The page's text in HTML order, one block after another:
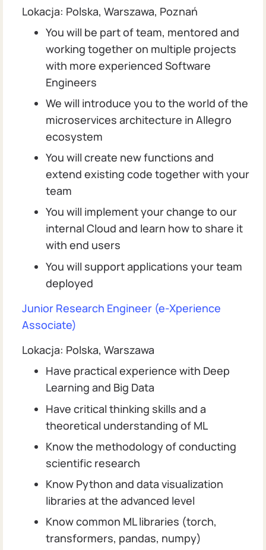
Lokacja: Polska, Warszawa, Poznań
You will be part of team, mentored and
working together on multiple projects
with more experienced Software
Engineers
We will introduce you to the world of the
microservices architecture in Allegro
ecosystem
You will create new functions and
extend existing code together with your
team
You will implement your change to our
internal Cloud and learn how to share it
with end users
You will support applications your team
deployed
Junior Research Engineer (e-Xperience
Associate)
Lokacja: Polska, Warszawa
Have practical experience with Deep
Learning and Big Data
Have critical thinking skills and a
theoretical understanding of ML
Know the methodology of conducting
scientific research
Know Python and data visualization
libraries at the advanced level
Know common ML libraries (torch,
transformers, pandas, numpy)